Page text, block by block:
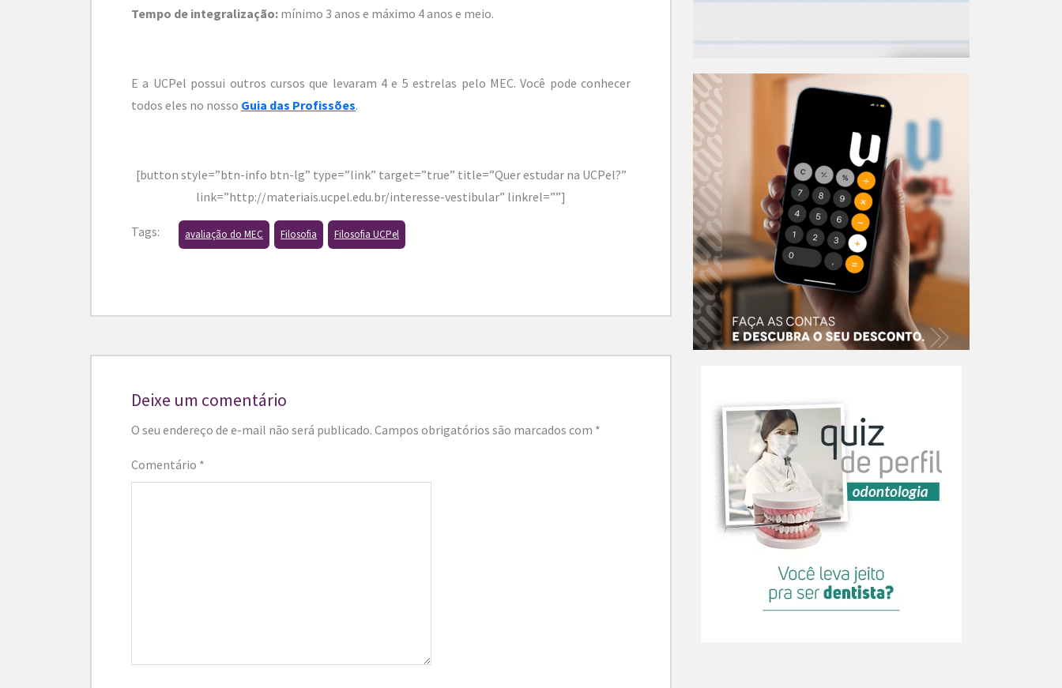
Tempo de integralização: mínimo 3 anos e máximo 4 anos e meio.
E a UCPel possui outros cursos que levaram 4 e 5 estrelas pelo MEC. Você pode conhecer
todos eles no nosso Guia das Profissões.
[button style=”btn-info btn-lg” type=”link” target=”true” title=”Quer estudar na UCPel?”
link=”http://materiais.ucpel.edu.br/interesse-vestibular” linkrel=””]
Tags: avaliação do MEC Filosofia Filosofia UCPel
Deixe um comentário
O seu endereço de e-mail não será publicado. Campos obrigatórios são marcados com *
Comentário *